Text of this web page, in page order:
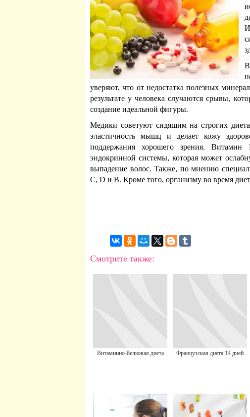
уверяют, что от недостатка полезных
результате у человека случаются срывы,
создание идеальной фигуры.
Медики советуют сидящим на строгих
эластичность мышц и делает кожу
поддержания хорошего зрения. Витамин
эндокринной системы, которая может
выпадение волос. Также, по мнению
С, D и В. Кроме того, организму во время
Смотрите также:
Витаминно-белковая диета Французская диета 14 дней